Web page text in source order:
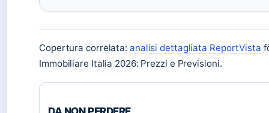
Copertura correlata: analisi dettagliata ReportVista
Immobiliare Italia 2026: Prezzi e Previsioni.